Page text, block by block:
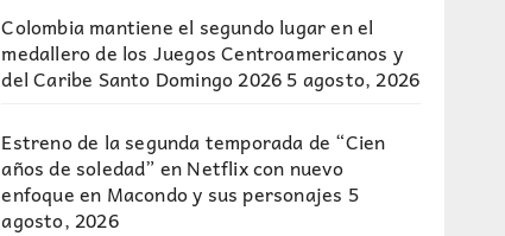
Colombia mantiene el segundo lugar en el
medallero de los Juegos Centroamericanos y
del Caribe Santo Domingo 20265 agosto, 2026
Estreno de la segunda temporada de “Cien
años de soledad” en Netflix con nuevo
enfoque en Macondo y sus personajes 5
agosto, 2026